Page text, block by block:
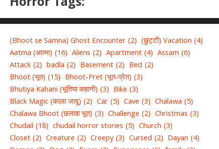
(Bhoot se Samna) Ghost Encounter (2) (छुट्टी) Vacation (4)
Aatma (आत्मा) (16) Aliens (2) Apartment (4) Assam (6)
Attack (2) badla (2) Basement (2) Bed (2)
Bhoot (भूत) (15) Bhoot-Pret (भूत-प्रेत) (3)
Bhutiya Kahani (भूतिया कहानी) (3) Bike (3)
Black Magic (काला जादू) (2) Car (5) Cave (3) Chalawa (5)
Chalawa Bhoot (छलावा भूत) (3) Challenge (2) Christmas (3)
Chudail (18) chudail horror stories (5) Church (3)
Closet (2) Creature (2) Creepy (3) Cursed (2) Dayan (4)